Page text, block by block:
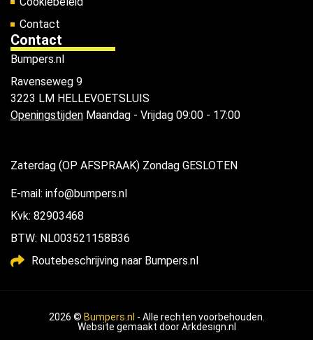
Contact
Contact
Bumpers.nl
Ravenseweg 9
3223 LM HELLEVOETSLUIS
Openingstijden Maandag - Vrijdag 09:00 - 17:00
Zaterdag (OP AFSPRAAK) Zondag GESLOTEN
E-mail: info@bumpers.nl
Kvk: 82903468
BTW: NL003521158B36
Routebeschrijving naar Bumpers.nl
2026 © Bumpers.nl - Alle rechten voorbehouden.
Website gemaakt doorArkdesign.nl